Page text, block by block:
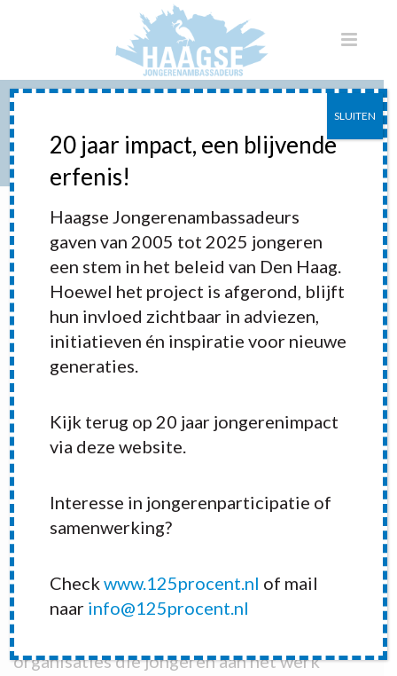
BOOST YOUR FUTURE
HOME»PORTFOLIOS
Boost Your Future, voor jongeren tussen de
18 en de 27 jaar, werd zaterdag 12
september voor de tweede keer
georganiseerd in het Haagse stadhuis. Aan
de beurs werd meegedaan door de Haagse
onderwijsinstellingen en door verschillende
organisaties die jongeren aan het werk
20 jaar impact, een blijvende
erfenis!
Haagse Jongerenambassadeurs
gaven van 2005 tot 2025 jongeren
een stem in het beleid van Den Haag.
Hoewel het project is afgerond, blijft
hun invloed zichtbaar in adviezen,
initiatieven én inspiratie voor nieuwe
generaties.
Kijk terug op 20 jaar jongerenimpact
via deze website.
Interesse in jongerenparticipatie of
samenwerking?
Checkwww.125procent.nl of mail
naar info@125procent.nl
SLUITEN